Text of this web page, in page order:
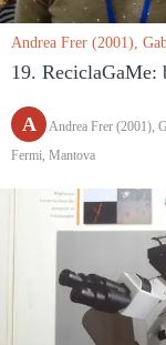
Andrea Frer (2001),
19. ReciclaGaMe:
A
Andrea Frer (2001),
Fermi, Mantova